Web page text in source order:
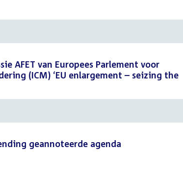
AFET van Europees Parlement voor
(ICM) ‘EU enlargement – seizing the
geannoteerde agenda